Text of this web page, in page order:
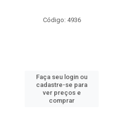
Código: 4936
Faça seu login ou
cadastre-se para
ver preços e
comprar